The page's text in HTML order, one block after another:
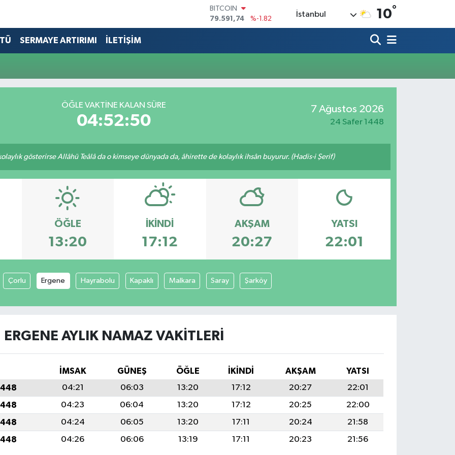
BITCOIN
79.591,74
%-1.82
DOLAR
61,60380
%0.18
İstanbul 10°
SERMAYE ARTIRIMI İLETİŞİM
ÖĞLE VAKTİNE KALAN SÜRE
04:52:50
7 Ağustos 2026
24 Safer 1448
gösterirse Allâhü Teâlâ da o kimseye dünyada da, âhirette de kolaylık ihsân buyurur. (Hadis-i Şerif)
ÖĞLE
13:20
İKINDI
17:12
AKŞAM
20:27
YATSI
22:01
Çorlu Ergene Hayrabolu Kapaklı Malkara Saray Şarköy
ERGENE AYLIK NAMAZ VAKITLERI
İMSAK GÜNEŞ ÖĞLE İKINDI AKŞAM
YATSI
04:21 06:03 13:20 17:12 20:27
22:01
04:23 06:04 13:20 17:12 20:25
22:00
04:24 06:05 13:20 17:11 20:24
21:58
04:26 06:06 13:19 17:11 20:23 21:56